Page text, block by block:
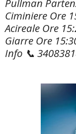
Pullman
Ciminiere Ore
Acireale Ore
Giarre Ore
Info 📞